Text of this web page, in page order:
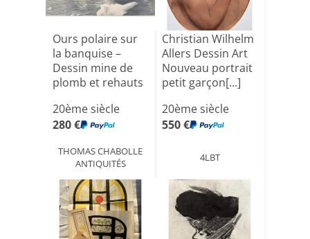
Ours polaire sur
la banquise –
Dessin mine de
plomb et rehauts
20ème siècle
280 €
THOMAS CHABOLLE
ANTIQUITÉS
Christian Wilhelm
Allers Dessin Art
Nouveau portrait
petit garçon[...]
20ème siècle
550 €
4LBT